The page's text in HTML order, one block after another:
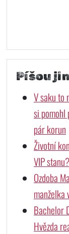
Píšou
V saku to
si
pár korun
Životní
VIP
Ozdoba
manželka
Bachelor
Hvězda